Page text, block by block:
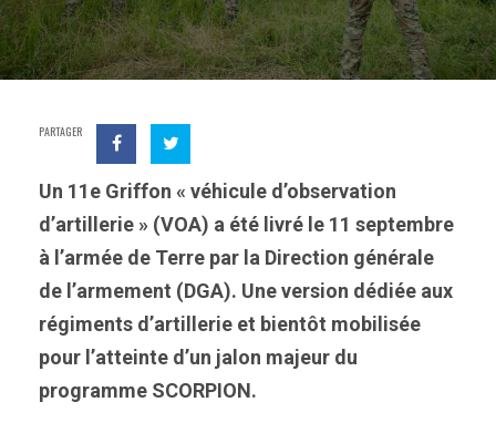
PARTAGER
Un 11e Griffon « véhicule d’observation
d’artillerie » (VOA) a été livré le 11 septembre
à l’armée de Terre par la Direction générale
de l’armement (DGA). Une version dédiée aux
régiments d’artillerie et bientôt mobilisée
pour l’atteinte d’un jalon majeur du
programme SCORPION.